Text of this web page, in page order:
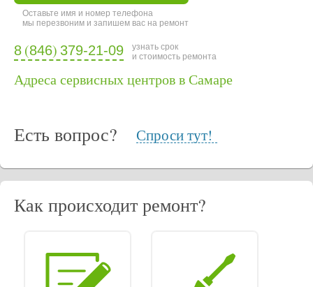
Оставьте имя и номер телефона
мы перезвоним и запишем вас на ремонт
8 (846) 379-21-09
узнать срок
и стоимость ремонта
Адреса сервисных центров в Самаре
Есть вопрос? Спроси тут!
Как происходит ремонт?